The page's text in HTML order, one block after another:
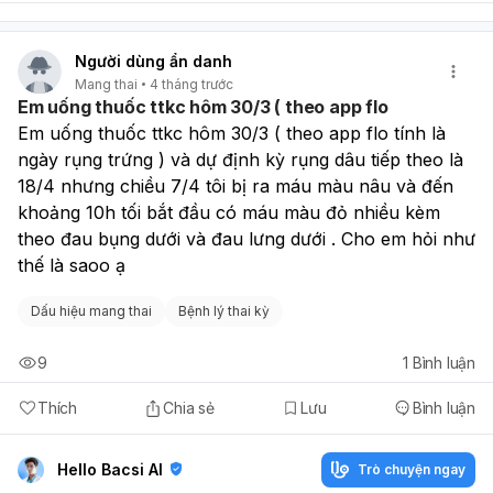
Người dùng ẩn danh
Mang thai 4 tháng trước
Em uống thuốc ttkc hôm 30/3 ( theo app flo
Em uống thuốc ttkc hôm 30/3 ( theo app flo tính là
ngày rụng trứng ) và dự định kỳ rụng dâu tiếp theo là
18/4 nhưng chiều 7/4 tôi bị ra máu màu nâu và đến
khoảng 10h tối bắt đầu có máu màu đỏ nhiều kèm
theo đau bụng dưới và đau lưng dưới . Cho em hỏi như
thế là saoo ạ
Dấu hiệu mang thai Bệnh lý thai kỳ
Thích Chia sẻ Lưu Bình luận
9 1 Bình luận
Hello Bacsi AI Trò chuyện ngay